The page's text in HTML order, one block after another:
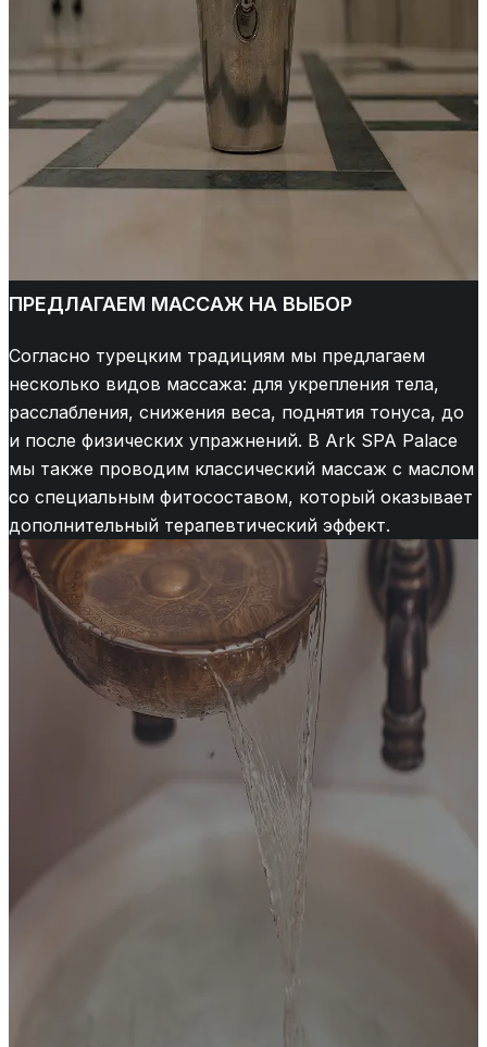
ПРЕДЛАГАЕМ МАССАЖ НА ВЫБОР
Согласно турецким традициям мы предлагаем
несколько видов массажа: для укрепления тела,
расслабления, снижения веса, поднятия тонуса, до
и после физических упражнений. В Ark SPA Palace
мы также проводим классический массаж с маслом
со специальным фитосоставом, который оказывает
дополнительный терапевтический эффект.